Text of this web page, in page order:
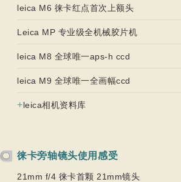
leica M6 徕卡红点首次上额头
Leica MP 专业级全机械胶片机
leica M8 全球唯一aps-h ccd
leica M9 全球唯一全画幅ccd
+leica相机资料库
徕卡旁轴镜头使用感受
21mm f/4 徕卡首颗 21mm镜头